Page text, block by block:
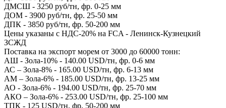
ДМСШ - 3250 руб/тн, фр. 0-25 мм
ДОМ - 3900 руб/тн, фр. 25-50 мм
ДПК - 3850 руб/тн, фр. 50-200 мм
Цены указаны с НДС-20% на FCA - Ленинск-Кузнецкий
ЗСЖД
Поставка на экспорт морем от 3000 до 60000 тонн:
АШ - Зола-10% - 140.00 USD/тн, фр. 0-6 мм
АС – Зола-8% - 165.00 USD/тн, фр. 6-13 мм
АМ – Зола-6% - 185.00 USD/тн, фр. 13-25 мм
АО - Зола-6% - 194.00 USD/тн, фр. 25-70 мм
АКО – Зола-6% - 253.00 USD/тн, фр. 25-100 мм
ТПК - 125 USD/тн, фр. 50-200 мм